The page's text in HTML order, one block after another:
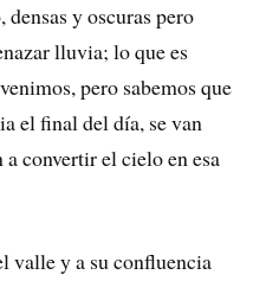
y oscuras pero
lluvia; lo que es
pero sabemos que
el final del día, se van
convertir el cielo en esa
valle y a su confluencia